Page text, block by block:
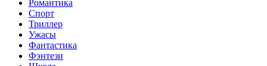
Романтика
Спорт
Триллер
Ужасы
Фантастика
Фэнтези